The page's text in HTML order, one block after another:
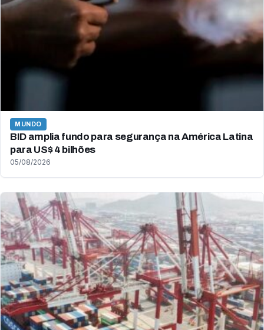
MUNDO
BID amplia fundo para segurança na América Latina
para US$ 4 bilhões
05/08/2026